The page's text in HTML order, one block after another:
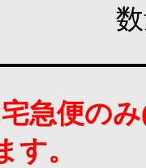
急便のみ
す。